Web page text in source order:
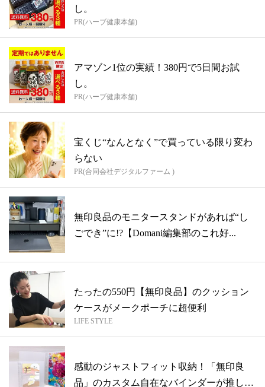
し。
PR(ハーブ健康本舗)
アマゾン1位の実績！380円で5日間お試
し。
PR(ハーブ健康本舗)
宝くじ“なんとなく”で買っている限り変わ
らない
PR(合同会社デジタルファーム )
無印良品のモニタースタンドがあれば“し
ごでき”に!?【Domani編集部のこれ好...
たったの550円【無印良品】のクッション
ケースがメークポーチに超便利
LIFE STYLE
感動のジャストフィット収納！「無印良
品」のカスタム自在なバインダーが推し活